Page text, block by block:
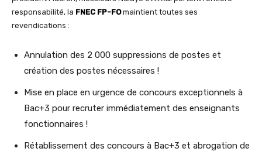
responsabilité, la FNEC FP-FOmaintient toutes ses
revendications :
Annulation des 2 000 suppressions de postes et
création des postes nécessaires !
Mise en place en urgence de concours exceptionnels à
Bac+3 pour recruter immédiatement des enseignants
fonctionnaires !
Rétablissement des concours à Bac+3 et abrogation de